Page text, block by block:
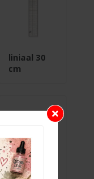
liniaal 30
cm